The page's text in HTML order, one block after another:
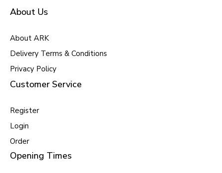
About Us
About ARK
Delivery Terms & Conditions
Privacy Policy
Customer Service
Register
Login
Order
Opening Times